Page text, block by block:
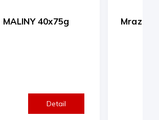
Mrazené MANGO 40x75g